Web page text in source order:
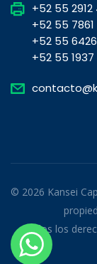
+52 55
+52 55
+52 55 6426
+52 55
© 2026 Kansei
Todos los